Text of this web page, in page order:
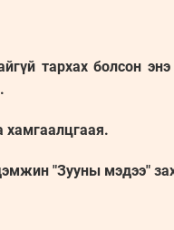
тархах болсон
хамгаалцгаая.
"Зууны мэдээ"